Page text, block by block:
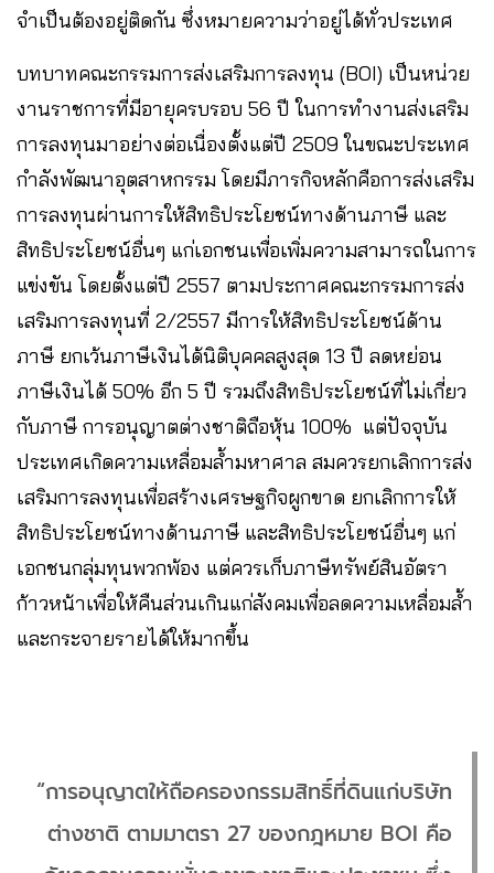
จำเป็นต้องอยู่ติดกัน ซึ่งหมายความว่าอยู่ได้ทั่วประเทศ
บทบาทคณะกรรมการส่งเสริมการลงทุน (BOI) เป็นหน่วย
งานราชการที่มีอายุครบรอบ 56 ปี ในการทำงานส่งเสริม
การลงทุนมาอย่างต่อเนื่องตั้งแต่ปี 2509 ในขณะประเทศ
กำลังพัฒนาอุตสาหกรรม โดยมีภารกิจหลักคือการส่งเสริม
การลงทุนผ่านการให้สิทธิประโยชน์ทางด้านภาษี และ
สิทธิประโยชน์อื่นๆ แก่เอกชนเพื่อเพิ่มความสามารถในการ
แข่งขัน โดยตั้งแต่ปี 2557 ตามประกาศคณะกรรมการส่ง
เสริมการลงทุนที่ 2/2557 มีการให้สิทธิประโยชน์ด้าน
ภาษี ยกเว้นภาษีเงินได้นิติบุคคลสูงสุด 13 ปี ลดหย่อน
ภาษีเงินได้ 50% อีก 5 ปี รวมถึงสิทธิประโยชน์ที่ไม่เกี่ยว
กับภาษี การอนุญาตต่างชาติถือหุ้น 100% แต่ปัจจุบัน
ประเทศเกิดความเหลื่อมล้ำมหาศาล สมควรยกเลิกการส่ง
เสริมการลงทุนเพื่อสร้างเศรษฐกิจผูกขาด ยกเลิกการให้
สิทธิประโยชน์ทางด้านภาษี และสิทธิประโยชน์อื่นๆ แก่
เอกชนกลุ่มทุนพวกพ้อง แต่ควรเก็บภาษีทรัพย์สินอัตรา
ก้าวหน้าเพื่อให้คืนส่วนเกินแก่สังคมเพื่อลดความเหลื่อมล้ำ
และกระจายรายได้ให้มากขึ้น
“การอนุญาตให้ถือครองกรรมสิทธิ์ที่ดินแก่บริษัท
ต่างชาติ ตามมาตรา 27 ของกฎหมาย BOI คือ